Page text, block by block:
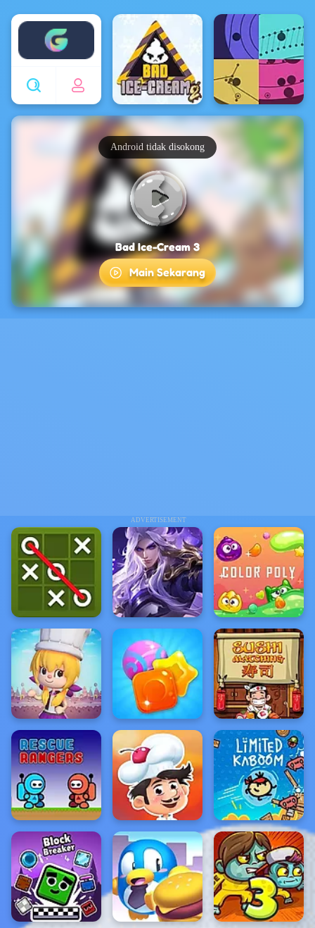
Enjoy4fun
ADVERTISEMENT
Android tidak disokong
Bad Ice-Cream 3
Main Sekarang